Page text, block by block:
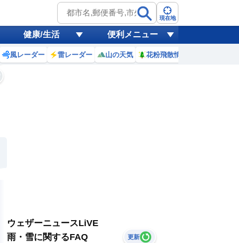
現在地
健康/生活 便利メニュー
風レーダー 雷レーダー 山の天気 花粉飛散情報
ウェザーニュースLiVE
雨・雪に関するFAQ
更新